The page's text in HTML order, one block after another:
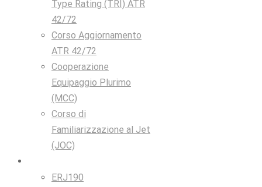
Type Rating (TRI) ATR
42/72
Corso Aggiornamento
ATR 42/72
Cooperazione
Equipaggio Plurimo
(MCC)
Corso di
Familiarizzazione al Jet
(JOC)
ERJ190